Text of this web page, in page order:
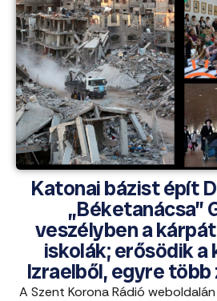
Katonai bázist épít
„Béketanácsa”
veszélyben a
iskolák; erősödik a
Izraelből, egyre
A Szent Korona Rádió